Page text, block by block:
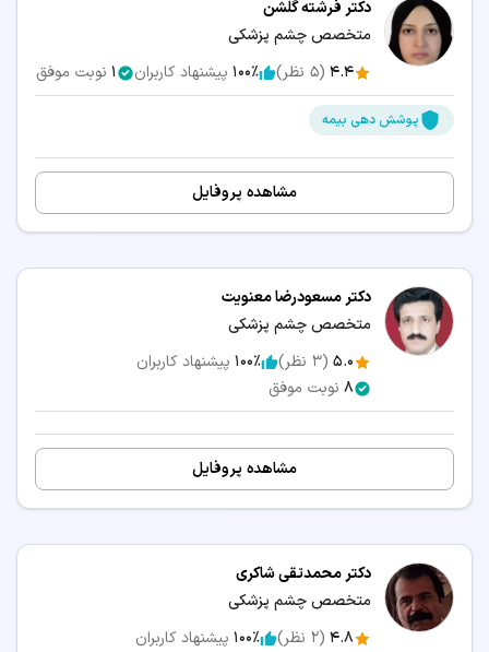
دکتر فرشته گلشن
متخصص چشم پزشکی
4.4
(
5 نظر) 100٪ پیشنهاد کاربران 1 نوبت موفق
پوشش دهی بیمه
مشاهده پروفایل
دکتر مسعودرضا معنویت
متخصص چشم پزشکی
5.0
(
3 نظر) 100٪ پیشنهاد کاربران
8 نوبت موفق
مشاهده پروفایل
دکتر محمدتقی شاکری
متخصص چشم پزشکی
4.8
(
2 نظر) 100٪ پیشنهاد کاربران